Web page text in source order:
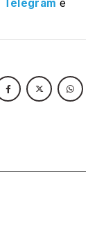
Telegram e